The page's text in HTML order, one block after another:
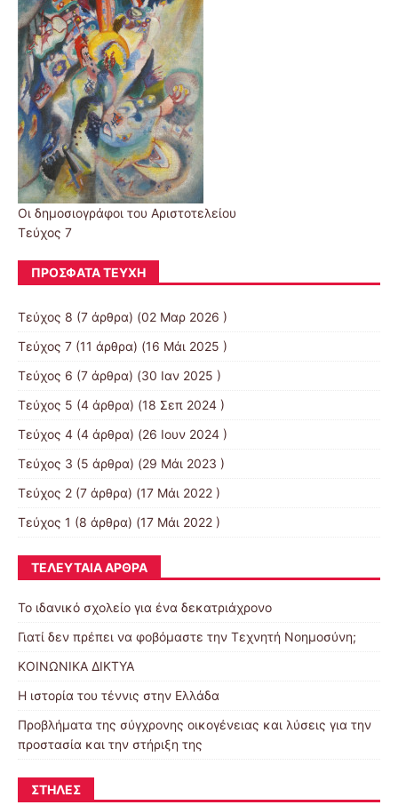
Οι δημοσιογράφοι του Αριστοτελείου
Τεύχος 7
ΠΡΌΣΦΑΤΑ ΤΕΎΧΗ
Τεύχος 8 (7 άρθρα) (02 Μαρ 2026 )
Τεύχος 7 (11 άρθρα) (16 Μάι 2025 )
Τεύχος 6 (7 άρθρα) (30 Ιαν 2025 )
Τεύχος 5 (4 άρθρα) (18 Σεπ 2024 )
Τεύχος 4 (4 άρθρα) (26 Ιουν 2024 )
Τεύχος 3 (5 άρθρα) (29 Μάι 2023 )
Τεύχος 2 (7 άρθρα) (17 Μάι 2022 )
Τεύχος 1 (8 άρθρα) (17 Μάι 2022 )
ΤΕΛΕΥΤΑΊΑ ΆΡΘΡΑ
Το ιδανικό σχολείο για ένα δεκατριάχρονο
Γιατί δεν πρέπει να φοβόμαστε την Τεχνητή Νοημοσύνη;
ΚΟΙΝΩΝΙΚΑ ΔΙΚΤΥΑ
Η ιστορία του τέννις στην Ελλάδα
Προβλήματα της σύγχρονης οικογένειας και λύσεις για την
προστασία και την στήριξη της
ΣΤΉΛΕΣ